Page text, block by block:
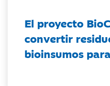
El proyecto
convertir
bioinsumos